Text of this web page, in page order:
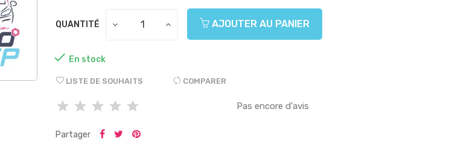
QUANTITÉ AJOUTER AU PANIER
 En stock
LISTE DE SOUHAITS COMPARER
Pas encore d'avis
Partager